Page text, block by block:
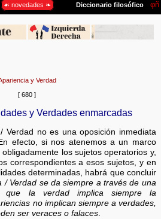
y Verdad
[ 680 ]
y Verdades enmarcadas
Verdad no es una oposición inmediata
efecto, si nos atenemos a un marco
los sujetos operatorios y,
correspondientes a esos sujetos, y en
determinadas, habrá que concluir
/ Verdad se da siempre a través de una
que la verdad implica siempre la
no implican siempre a verdades,
ser veraces o falaces.